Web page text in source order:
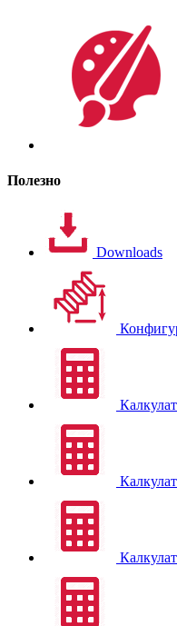
Полезно
Downloads